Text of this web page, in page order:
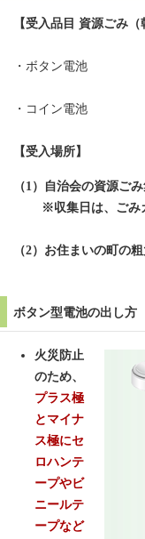
【受入品目 資源ごみ（
・ボタン電池
・コイン電池
【受入場所】
（1）自治会の資源ご
※収集日は、ごみカ
（2）お住まいの町の
ボタン型電池の出し方
火災防止
のため、
プラス極
とマイナ
ス極にセ
ロハンテ
ープやビ
ニールテ
ープなど